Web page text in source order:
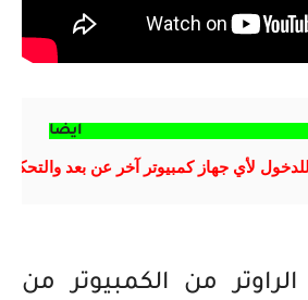
ايضا
من الكمبيوتر من